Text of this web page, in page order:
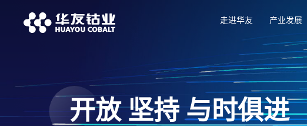
走进华友 产业发展
开放 坚持 与时俱进